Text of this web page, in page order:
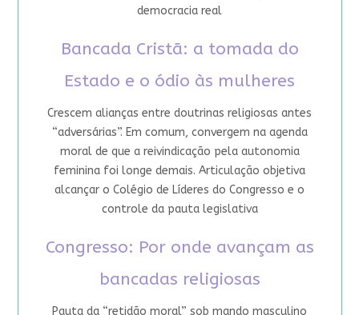
democracia real
Bancada Cristã: a tomada do
Estado e o ódio às mulheres
Crescem alianças entre doutrinas religiosas antes
“adversárias”. Em comum, convergem na agenda
moral de que a reivindicação pela autonomia
feminina foi longe demais. Articulação objetiva
alcançar o Colégio de Líderes do Congresso e o
controle da pauta legislativa
Congresso: Por onde avançam as
bancadas religiosas
Pauta da “retidão moral” sob mando masculino